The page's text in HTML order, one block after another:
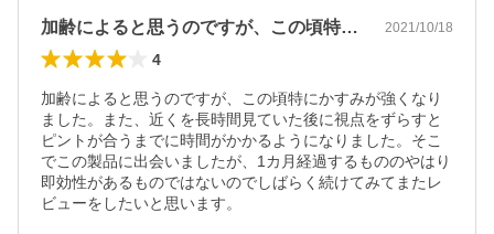
加齢によると思うのですが、この頃特にか… 2021/10/18
4
加齢によると思うのですが、この頃特にかすみが強くなり
ました。また、近くを長時間見ていた後に視点をずらすと
ピントが合うまでに時間がかかるようになりました。そこ
でこの製品に出会いましたが、1カ月経過するもののやはり
即効性があるものではないのでしばらく続けてみてまたレ
ビューをしたいと思います。